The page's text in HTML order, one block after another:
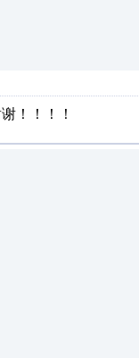
！！！！